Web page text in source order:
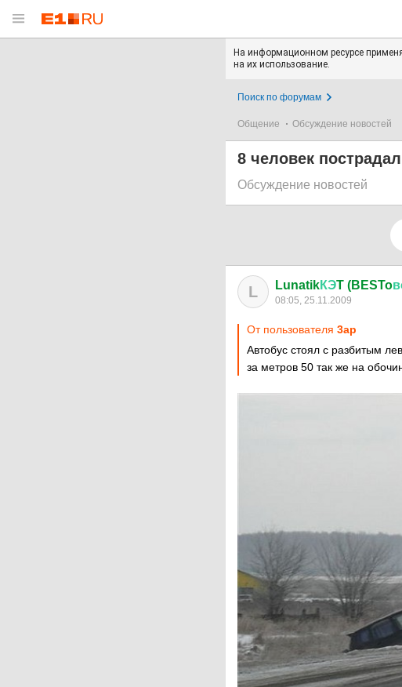
На информационном ресурсе
на их использование.
Поиск по форумам
Общение Обсуждение новостей
8 человек
Обсуждение новостей
L LunatikКЭT (BESTo
08:05, 25.11.2009
От пользователя 3ap
Автобус стоял с разбитым
за метров 50 так же на